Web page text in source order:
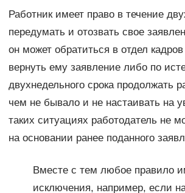
Работник имеет право в течение
передумать и отозвать свое
он может обратиться в отдел
вернуть ему заявление либо по
двухнедельного срока продолжать
чем не бывало и не настаивать на
таких ситуациях работодатель не
на основании ранее поданного
Вместе с тем любое правило
исключения, например, если